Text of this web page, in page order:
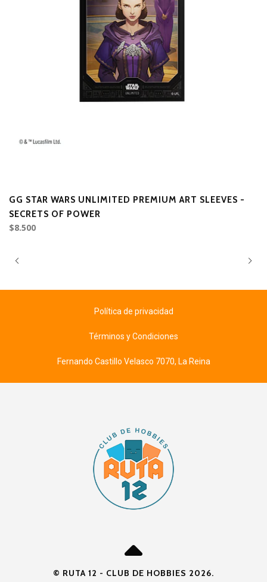
GG STAR WARS UNLIMITED PREMIUM ART SLEEVES -
SECRETS OF POWER
$8.500
Política de privacidad
Términos y Condiciones
Fernando Castillo Velasco 7070, La Reina
© RUTA 12 - CLUB DE HOBBIES 2026.